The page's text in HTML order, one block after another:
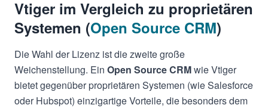
Vtiger im Vergleich zu proprietären
Systemen (Open Source CRM)
Die Wahl der Lizenz ist die zweite große
Weichenstellung. Ein Open Source CRMwie Vtiger
bietet gegenüber proprietären Systemen (wie Salesforce
oder Hubspot) einzigartige Vorteile, die besonders dem